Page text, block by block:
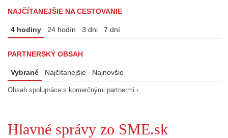
NAJČÍTANEJŠIE NA CESTOVANIE
4 hodiny 24 hodín 3 dni 7 dní
PARTNERSKÝ OBSAH
Vybrané Najčítanejšie Najnovšie
Obsah spolupráce s komerčnými partnermi ›
Hlavné správy zo SME.sk